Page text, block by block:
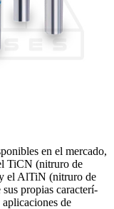
en el mercado,
TiCN (nitruro de
el AlTiN (nitruro de
propias caracterí­
de